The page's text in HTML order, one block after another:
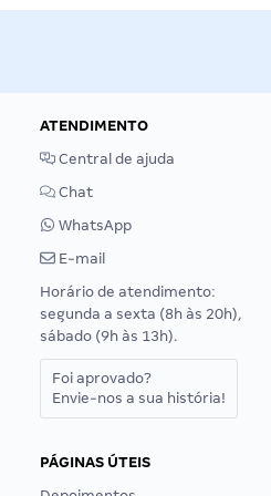
ATENDIMENTO
Central de ajuda
Chat
WhatsApp
E-mail
Horário de atendimento:
segunda a sexta (8h às 20h),
sábado (9h às 13h).
Foi aprovado?
Envie-nos a sua história!
PÁGINAS ÚTEIS